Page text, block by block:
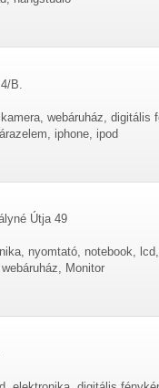
B.
webáruház, digitális
iphone, ipod
Útja 49
nyomtató, notebook,
Monitor